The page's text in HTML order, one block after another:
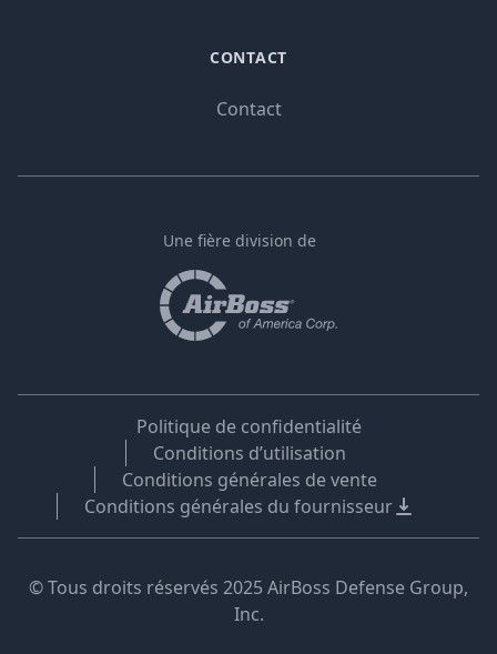
CONTACT
Contact
Une fière division de
Politique de confidentialité
Conditions d’utilisation
Conditions générales de vente
Conditions générales du fournisseur
© Tous droits réservés 2025 AirBoss Defense Group,
Inc.